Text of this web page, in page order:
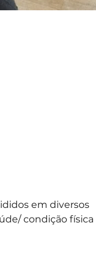
em diversos
condição física